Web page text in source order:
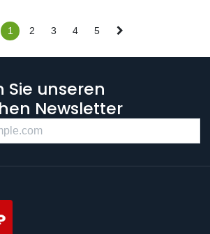
1 2 3 4 5
Sie unseren
Newsletter